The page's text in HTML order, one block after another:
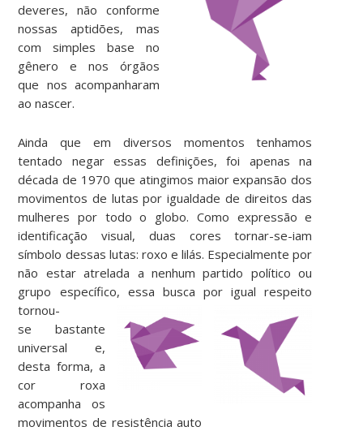
deveres, não conforme
nossas aptidões, mas
com simples base no
gênero e nos órgãos
que nos acompanharam
ao nascer.
Ainda que em diversos momentos tenhamos
tentado negar essas definições, foi apenas na
década de 1970 que atingimos maior expansão dos
movimentos de lutas por igualdade de direitos das
mulheres por todo o globo. Como expressão e
identificação visual, duas cores tornar-se-iam
símbolo dessas lutas: roxo e lilás. Especialmente por
não estar atrelada a nenhum partido político ou
grupo específico, essa busca por igual respeito
tornou-
se bastante
universal e,
desta forma, a
cor roxa
acompanha os
movimentos de resistência auto